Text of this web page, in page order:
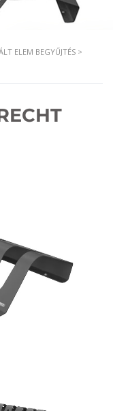
ELEM BEGYŰJTÉS >